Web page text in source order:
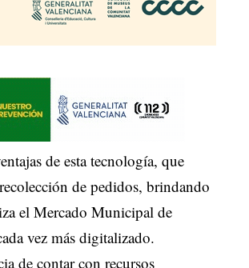
de esta tecnología, que
de pedidos, brindando
el Mercado Municipal de
vez más digitalizado.
de contar con recursos